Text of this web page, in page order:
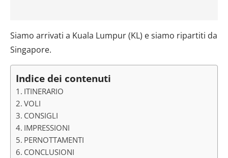
Siamo arrivati a Kuala Lumpur (KL) e siamo ripartiti da
Singapore.
Indice dei contenuti
ITINERARIO
VOLI
CONSIGLI
IMPRESSIONI
PERNOTTAMENTI
CONCLUSIONI